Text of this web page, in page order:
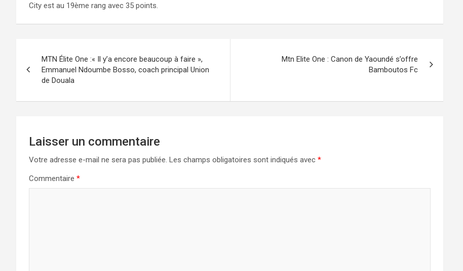
City est au 19ème rang avec 35 points.
de
MTN Élite One :« Il y’a encore beaucoup à faire »,
Emmanuel Ndoumbe Bosso, coach principal Union
de Douala
Mtn Elite One : Canon de Yaoundé s’offre
Bamboutos Fc
Laisser un commentaire
Votre adresse e-mail ne sera pas publiée. Les champs obligatoires sont indiqués avec *
Commentaire *